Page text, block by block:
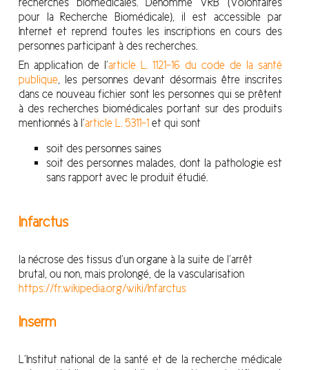
pour la Recherche Biomédicale), il est accessible par
Internet et reprend toutes les inscriptions en cours des
personnes participant à des recherches.
En application de l’article L. 1121-16 du code de la santé
publique, les personnes devant désormais être inscrites
dans ce nouveau fichier sont les personnes qui se prêtent
à des recherches biomédicales portant sur des produits
mentionnés à l’article L. 5311-1et qui sont
soit des personnes saines
soit des personnes malades, dont la pathologie est
sans rapport avec le produit étudié.
Infarctus
la nécrose des tissus d’un organe à la suite de l’arrêt
brutal, ou non, mais prolongé, de la vascularisation
https://fr.wikipedia.org/wiki/Infarctus
Inserm
L’Institut national de la santé et de la recherche médicale